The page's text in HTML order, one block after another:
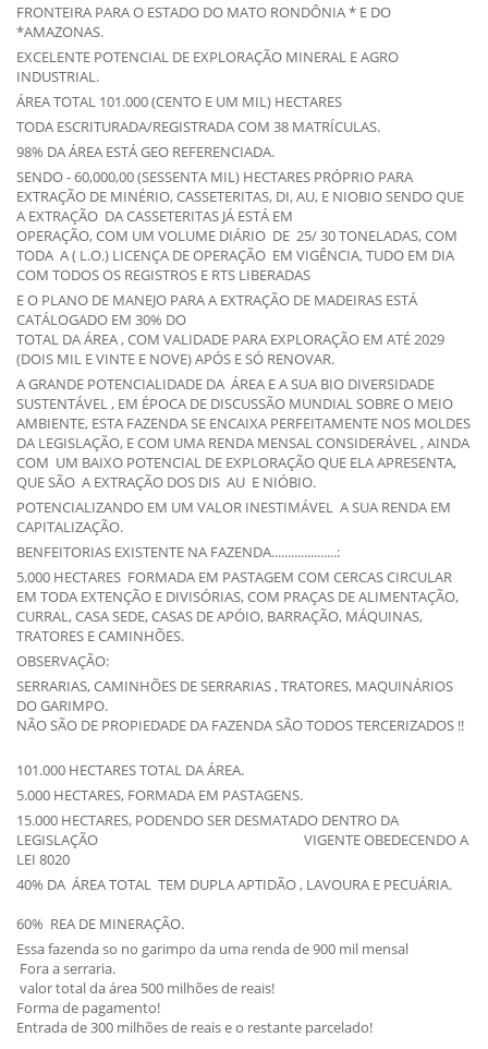
FRONTEIRA PARA O ESTADO DO MATO RONDÔNIA * E DO
*AMAZONAS.
EXCELENTE POTENCIAL DE EXPLORAÇÃO MINERAL E AGRO
INDUSTRIAL.
ÁREA TOTAL 101.000 (CENTO E UM MIL) HECTARES
TODA ESCRITURADA/REGISTRADA COM 38 MATRÍCULAS.
98% DA ÁREA ESTÁ GEO REFERENCIADA.
SENDO - 60,000,00 (SESSENTA MIL) HECTARES PRÓPRIO PARA
EXTRAÇÃO DE MINÉRIO, CASSETERITAS, DI, AU, E NIOBIO SENDO QUE
A EXTRAÇÃO DA CASSETERITAS JÁ ESTÁ EM
OPERAÇÃO, COM UM VOLUME DIÁRIO DE 25/ 30 TONELADAS, COM
TODA A ( L.O.) LICENÇA DE OPERAÇÃO EM VIGÊNCIA, TUDO EM DIA
COM TODOS OS REGISTROS E RTS LIBERADAS
E O PLANO DE MANEJO PARA A EXTRAÇÃO DE MADEIRAS ESTÁ
CATÁLOGADO EM 30% DO
TOTAL DA ÁREA , COM VALIDADE PARA EXPLORAÇÃO EM ATÉ 2029
(DOIS MIL E VINTE E NOVE) APÓS E SÓ RENOVAR.
A GRANDE POTENCIALIDADE DA ÁREA E A SUA BIO DIVERSIDADE
SUSTENTÁVEL , EM ÉPOCA DE DISCUSSÃO MUNDIAL SOBRE O MEIO
AMBIENTE, ESTA FAZENDA SE ENCAIXA PERFEITAMENTE NOS MOLDES
DA LEGISLAÇÃO, E COM UMA RENDA MENSAL CONSIDERÁVEL , AINDA
COM UM BAIXO POTENCIAL DE EXPLORAÇÃO QUE ELA APRESENTA,
QUE SÃO A EXTRAÇÃO DOS DIS AU E NIÓBIO.
POTENCIALIZANDO EM UM VALOR INESTIMÁVEL A SUA RENDA EM
CAPITALIZAÇÃO.
BENFEITORIAS EXISTENTE NA FAZENDA....................:
5.000 HECTARES FORMADA EM PASTAGEM COM CERCAS CIRCULAR
EM TODA EXTENÇÃO E DIVISÓRIAS, COM PRAÇAS DE ALIMENTAÇÃO,
CURRAL, CASA SEDE, CASAS DE APÓIO, BARRAÇÃO, MÁQUINAS,
TRATORES E CAMINHÕES.
OBSERVAÇÃO:
SERRARIAS, CAMINHÕES DE SERRARIAS , TRATORES, MAQUINÁRIOS
DO GARIMPO.
NÃO SÃO DE PROPIEDADE DA FAZENDA SÃO TODOS TERCERIZADOS !!
101.000 HECTARES TOTAL DA ÁREA.
5.000 HECTARES, FORMADA EM PASTAGENS.
15.000 HECTARES, PODENDO SER DESMATADO DENTRO DA
LEGISLAÇÃO VIGENTE OBEDECENDO A
LEI 8020
40% DA ÁREA TOTAL TEM DUPLA APTIDÃO , LAVOURA E PECUÁRIA.
60% REA DE MINERAÇÃO.
Essa fazenda so no garimpo da uma renda de 900 mil mensal
Fora a serraria.
valor total da área 500 milhões de reais!
Forma de pagamento!
Entrada de 300 milhões de reais e o restante parcelado!